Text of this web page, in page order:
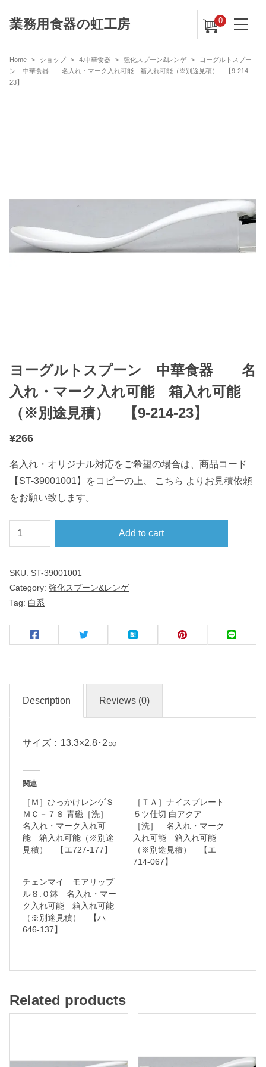
業務用食器の虹工房 0
Home ショップ 4.中華食器 強化スプーン&レンゲ
ヨーグルトスプー
ン 中華食器 名入れ・マーク入れ可能 箱入れ可能（※別途見積） 【9-214-
23】
ヨーグルトスプーン 中華食器 名
入れ・マーク入れ可能 箱入れ可能
（※別途見積） 【9-214-23】
¥266
名入れ・オリジナル対応をご希望の場合は、商品コード
【ST-39001001】をコピーの上、
こちら よりお見積依頼
をお願い致します。
ヨ
ー
ル
プ
ー
箱
入
能
Add to cart
SKU: ST-39001001
Category: 強化スプーン&レンゲ
Tag: 白系
Description Reviews (0)
サイズ：13.3×2.8･2㏄
関連
［Ｍ］ひっかけレンゲＳ
ＭＣ－７８ 青磁［洗］
名入れ・マーク入れ可
能 箱入れ可能（※別途
見積） 【エ727-177】
［ＴＡ］ナイスプレート
５ツ仕切 白アクア
［洗］ 名入れ・マーク
入れ可能 箱入れ可能
（※別途見積） 【エ
714-067】
チェンマイ モアリップ
ル８.０鉢 名入れ・マー
ク入れ可能 箱入れ可能
（※別途見積） 【ハ
646-137】
Related products